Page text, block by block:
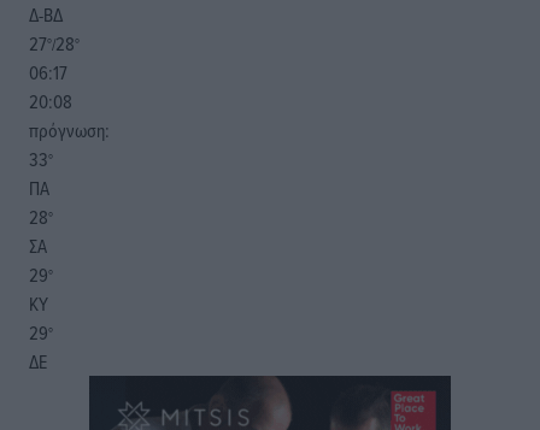
Δ-ΒΔ
27°/28°
06:17
20:08
πρόγνωση:
33°
ΠΑ
28°
ΣΑ
29°
ΚΥ
29°
ΔΕ